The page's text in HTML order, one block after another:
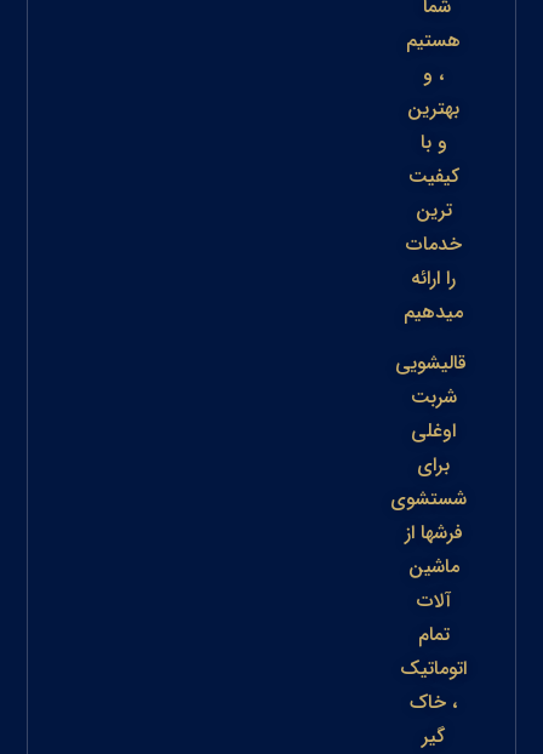
شما
هستیم
، و
بهترین
و با
کیفیت
ترین
خدمات
را ارائه
میدهیم
قالیشویی
شربت
اوغلی
برای
شستشوی
فرشها از
ماشین
آلات
تمام
اتوماتیک
، خاک
گیر